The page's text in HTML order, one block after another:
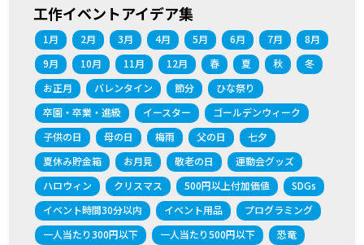
工作イベントアイデア集
1月 2月 3月 4月 5月 6月 7月
8月
9月
10月 11月 12月 春 夏 秋
冬
お正月
バレンタイン 節分
ひな祭り
卒園・卒業・進級
イースター
ゴールデンウィーク
子供の日
母の日 梅雨 父の日
七夕
夏休み貯金箱
お月見 敬老の日
運動会グッズ
ハロウィン
クリスマス 500円以上付加価値
SDGs
イベント時間30分以内
イベント用品
プログラミング
一人当たり300円以下
一人当たり500円以下
恐竜